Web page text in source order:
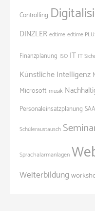
Controlling
DINZLER edtime edtime
Finanzplanung ISO IT IT
Künstliche Intelligenz
Microsoft musik
Personaleinsatzplanung SAA
Schüleraustausch
Sprachalarmanlagen
Weiterbildung